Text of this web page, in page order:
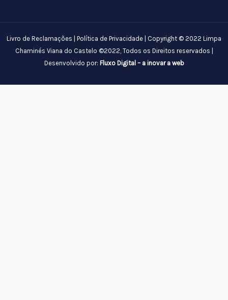
Livro de Reclamações Política de Privacidade | Copyright © 2022 Limpa
Chaminés Viana do Castelo ©2022, Todos os Direitos reservados |
Desenvolvido por: Fluxo Digital – a inovar a web